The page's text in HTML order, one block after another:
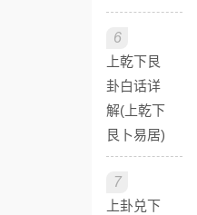
6
上乾下艮
卦白话详
解(上乾下
艮卜易居)
7
上卦兑下